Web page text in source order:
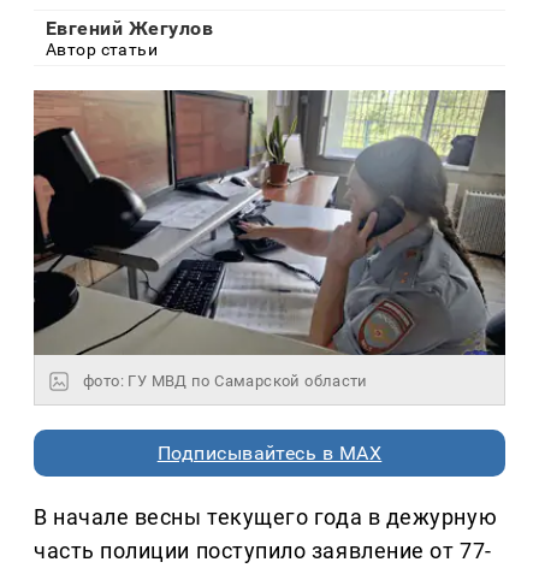
Евгений Жегулов
Автор статьи
фото: ГУ МВД по Самарской области
Подписывайтесь в MAX
В начале весны текущего года в дежурную
часть полиции поступило заявление от 77-